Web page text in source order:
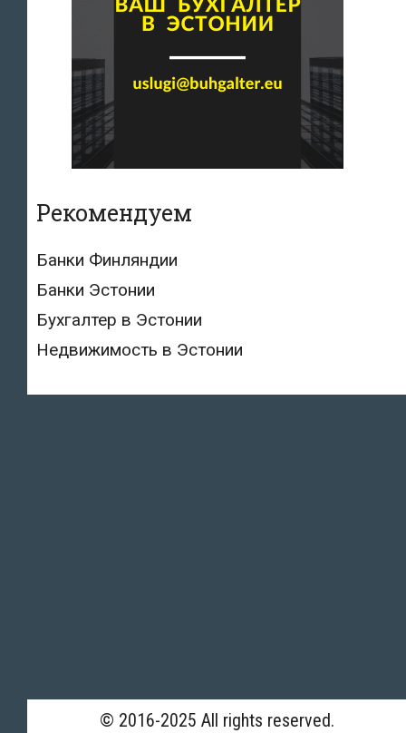
Рекомендуем
Банки Финляндии
Банки Эстонии
Бухгалтер в Эстонии
Недвижимость в Эстонии
© 2016-2025 All rights reserved.